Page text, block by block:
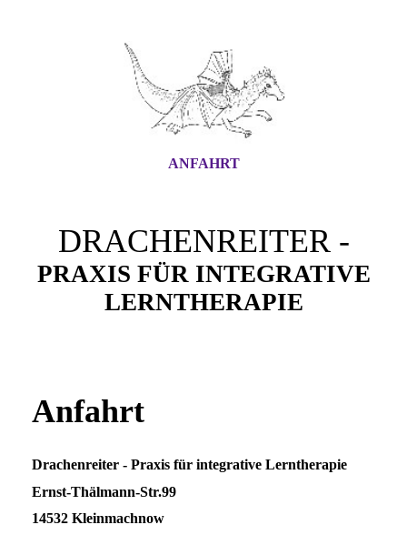
ANFAHRT
DRACHENREITER -
PRAXIS FÜR INTEGRATIVE
LERNTHERAPIE
Anfahrt
Drachenreiter - Praxis für integrative Lerntherapie
Ernst-Thälmann-Str.99
14532 Kleinmachnow